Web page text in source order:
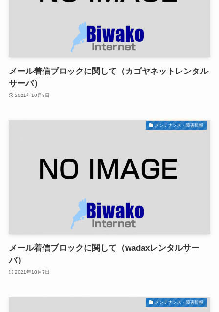
メール着信ブロックに関して（カゴヤネットレンタル
サーバ）
2021年10月8日
メンテナンス・障害情報
メール着信ブロックに関して（wadaxレンタルサー
バ）
2021年10月7日
メンテナンス・障害情報